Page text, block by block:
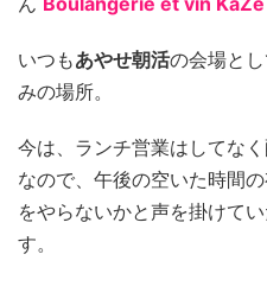
いつもあやせ朝活の会場と
みの場所。
今は、ランチ営業はしてな
なので、午後の空いた時間
をやらないかと声を掛けて
す。